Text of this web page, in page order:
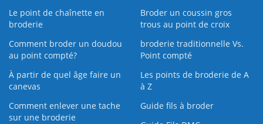
Le point de chaînette en
broderie
Broder un coussin gros
trous au point de croix
Comment broder un doudou
au point compté?
broderie traditionnelle Vs.
Point compté
À partir de quel âge faire un
canevas
Les points de broderie de A
à Z
Comment enlever une tache
sur une broderie
Guide fils à broder